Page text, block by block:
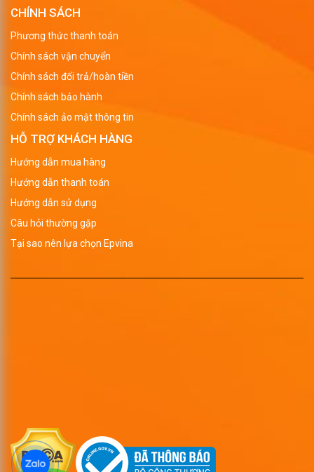
CHÍNH SÁCH
Phương thức thanh toán
Chính sách vận chuyển
Chính sách đổi trả/hoàn tiền
Chính sách bảo hành
Chính sách ảo mật thông tin
HỖ TRỢ KHÁCH HÀNG
Hướng dẫn mua hàng
Hướng dẫn thanh toán
Hướng dẫn sử dụng
Câu hỏi thường gặp
Tại sao nên lựa chọn Epvina